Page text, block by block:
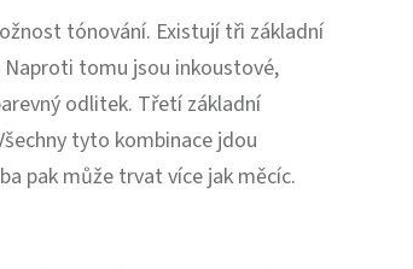
tónování. Existují tři základní
tomu jsou inkoustové,
odlitek. Třetí základní
tyto kombinace jdou
pak může trvat více jak měcíc.